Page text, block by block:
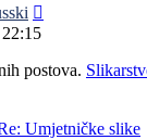
Umjetničke slike